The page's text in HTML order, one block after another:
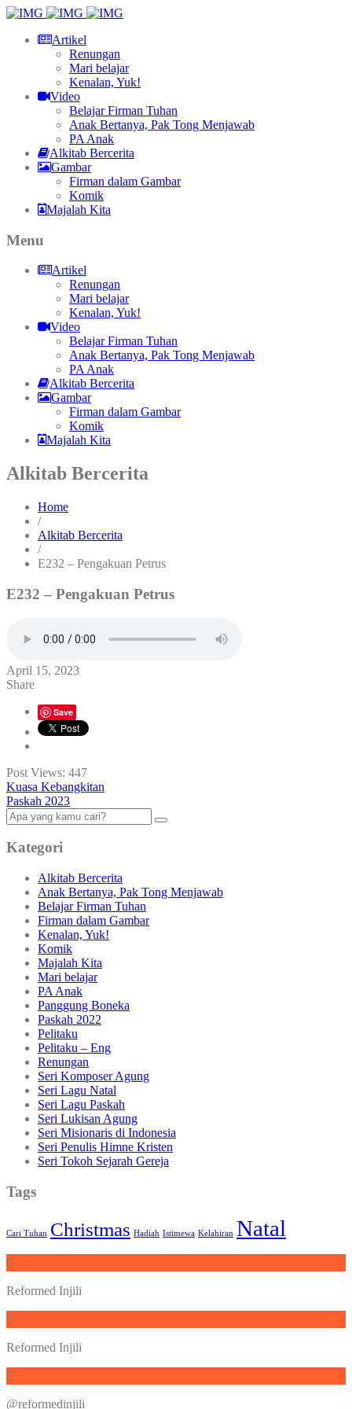
Artikel
Renungan
Mari belajar
Kenalan, Yuk!
Video
Belajar Firman Tuhan
Anak Bertanya, Pak Tong Menjawab
PA Anak
Alkitab Bercerita
Gambar
Firman dalam Gambar
Komik
Majalah Kita
Menu
Artikel
Renungan
Mari belajar
Kenalan, Yuk!
Video
Belajar Firman Tuhan
Anak Bertanya, Pak Tong Menjawab
PA Anak
Alkitab Bercerita
Gambar
Firman dalam Gambar
Komik
Majalah Kita
Alkitab Bercerita
Home
/
Alkitab Bercerita
/
E232 – Pengakuan Petrus
E232 – Pengakuan Petrus
April 15, 2023
Share
Save
Post Views: 447
Kuasa Kebangkitan
Paskah 2023
Kategori
Alkitab Bercerita
Anak Bertanya, Pak Tong Menjawab
Belajar Firman Tuhan
Firman dalam Gambar
Kenalan, Yuk!
Komik
Majalah Kita
Mari belajar
PA Anak
Panggung Boneka
Paskah 2022
Pelitaku
Pelitaku – Eng
Renungan
Seri Komposer Agung
Seri Lagu Natal
Seri Lagu Paskah
Seri Lukisan Agung
Seri Misionaris di Indonesia
Seri Penulis Himne Kristen
Seri Tokoh Sejarah Gereja
Tags
Cari Tuhan Christmas Hadiah Istimewa Kelahiran Natal
Reformed Injili
Reformed Injili
@reformedinjili